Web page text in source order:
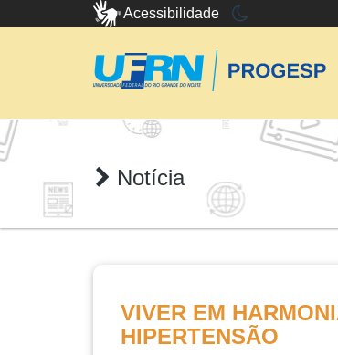
Acessibilidade
Notícia
VIVER EM
HIPERTENSÃO